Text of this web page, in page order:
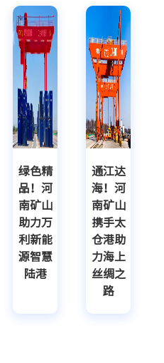
绿色精
品！河
南矿山
助力万
利新能
源智慧
陆港
通江达
海！河
南矿山
携手太
仓港助
力海上
丝绸之
路